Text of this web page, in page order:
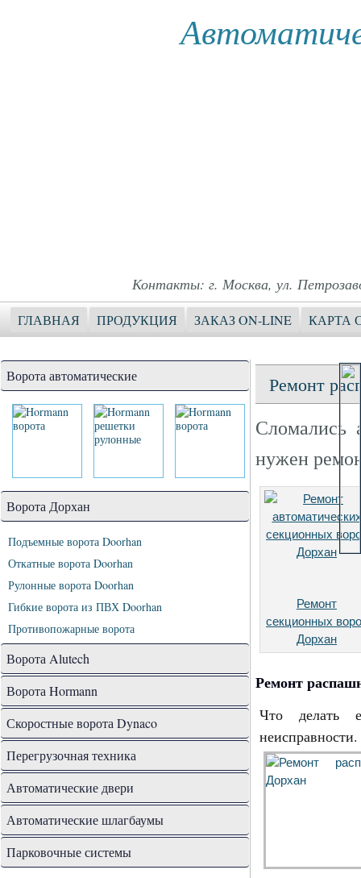
Контакты: г. Москва, ул.
ГЛАВНАЯ ПРОДУКЦИЯ ЗАКАЗ ON-LINE КАРТА
Ворота автоматические
Ворота Дорхан
Подъемные ворота Doorhan
Откатные ворота Doorhan
Рулонные ворота Doorhan
Гибкие ворота из ПВХ Doorhan
Противопожарные ворота
Ворота Alutech
Ворота Hormann
Скоростные ворота Dynaco
Перегрузочная техника
Автоматические двери
Автоматические шлагбаумы
Парковочные системы
Ремонт
Сломались
нужен
Ремонт
секционных
Дорхан
Ремонт
Что делать